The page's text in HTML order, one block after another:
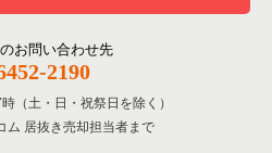
き売却物件の案件一覧
却物件の案件一覧
件の案件一覧
件の案件一覧
物件の案件一覧
却物件の案件一覧
売却物件の案件一覧
き売却物件の案件一覧
の居抜き売却物件の案件一覧
お問い合わせ先
2190
（土・日・祝祭日を除く）
ム 居抜き売却担当者まで